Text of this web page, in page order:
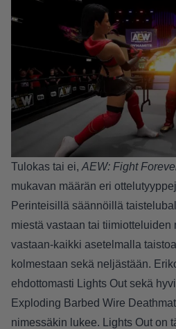
Tulokas tai ei, AEW: Fight
mukavan määrän eri
Perinteisillä säännöillä
miestä vastaan tai tiimiotteluiden
vastaan-kaikki asetelmalla
kolmestaan sekä neljästään.
ehdottomasti Lights Out sekä
Exploding Barbed Wire
nimessäkin lukee. Lights Out on